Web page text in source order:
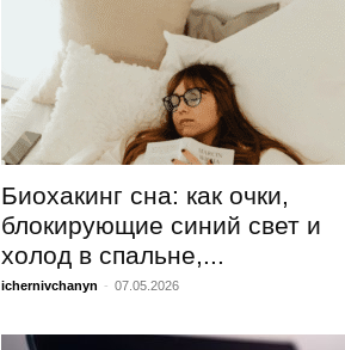
Биохакинг сна: как очки,
блокирующие синий свет и
холод в спальне,...
ichernivchanyn - 07.05.2026